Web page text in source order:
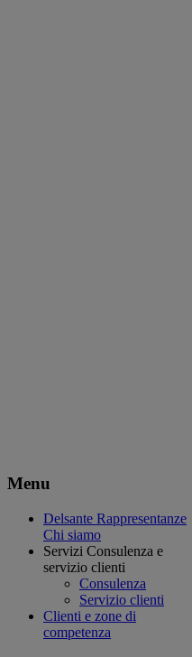
Menu
Delsante Rappresentanze
Chi siamo
Servizi Consulenza e
servizio clienti
Consulenza
Servizio clienti
Clienti e zone di
competenza